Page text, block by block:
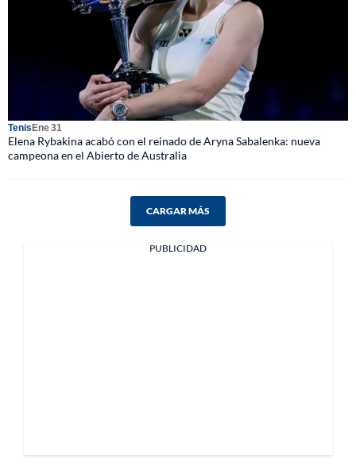
TenisEne 31
Elena Rybakina acabó con el reinado de Aryna Sabalenka: nueva
campeona en el Abierto de Australia
CARGAR MÁS
PUBLICIDAD